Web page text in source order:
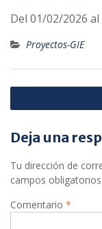
Del 01/02/2026
Proyectos-GIE
Navegación
de
entradas
Deja una
Tu dirección de
campos
Comentario *